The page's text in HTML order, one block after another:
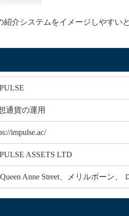
介システムをイメージしやすい
通貨の運用
impulse.ac/
ASSETS LTD
Anne Street、メリルボーン